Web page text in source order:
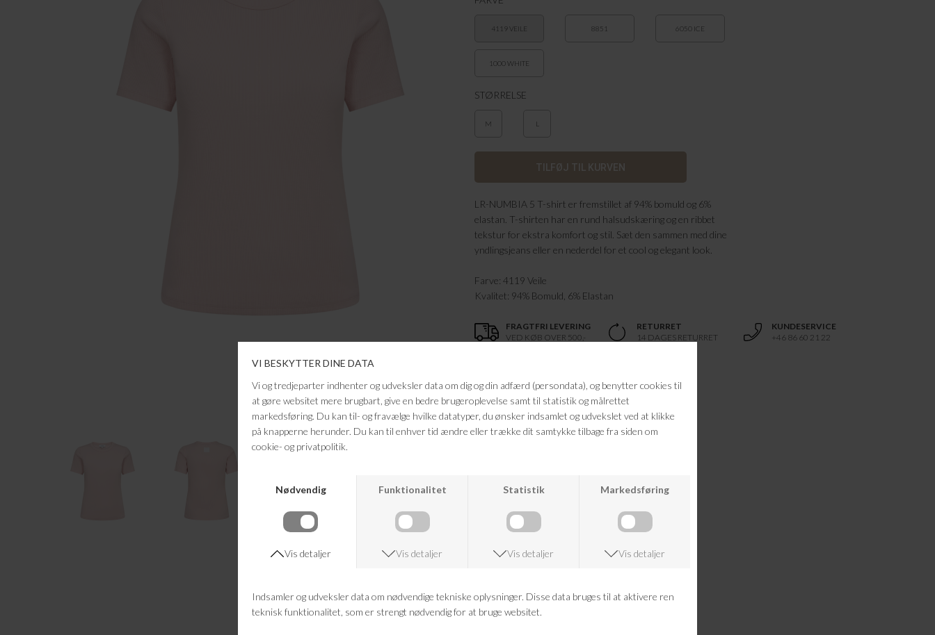
4119 VEILE 8851 6050 ICE
1000 WHITE
STØRRELSE
M L
LR-NUMBIA 5 T-shirt er fremstillet af 94% bomuld og 6%
elastan. T-shirten har en rund halsudskæring og en ribbet
tekstur for ekstra komfort og stil. Sæt den sammen med dine
yndlingsjeans eller en nederdel for et cool og elegant look.
Farve: 4119 Veile
Kvalitet: 94% Bomuld, 6% Elastan
FRAGTFRI LEVERING
VED KØB OVER 500,-
RETURRET
14 DAGES RETURRET
KUNDESERVICE
+46 86 60 21 22
ANDRE KØBTE OGSÅ